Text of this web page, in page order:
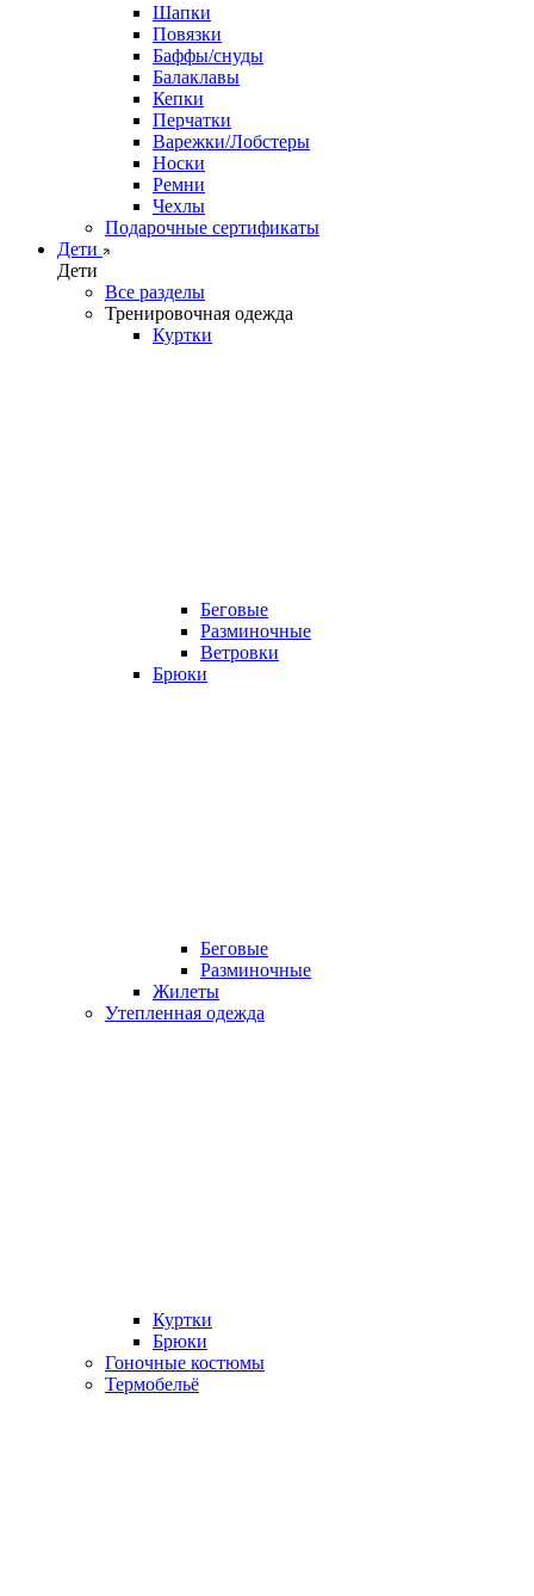
Шапки
Повязки
Баффы/снуды
Балаклавы
Кепки
Перчатки
Варежки/Лобстеры
Носки
Ремни
Чехлы
Подарочные сертификаты
Дети
Дети
Все разделы
Тренировочная одежда
Куртки
Беговые
Разминочные
Ветровки
Брюки
Беговые
Разминочные
Жилеты
Утепленная одежда
Куртки
Брюки
Гоночные костюмы
Термобельё